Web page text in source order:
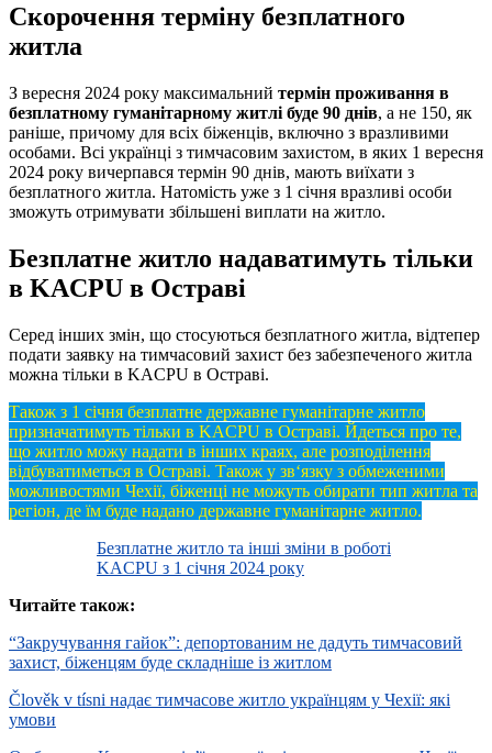
Скорочення терміну безплатного
житла
З вересня 2024 року максимальний термін проживання в
безплатному гуманітарному житлі буде 90 днів, а не 150, як
раніше, причому для всіх біженців, включно з вразливими
особами. Всі українці з тимчасовим захистом, в яких 1 вересня
2024 року вичерпався термін 90 днів, мають виїхати з
безплатного житла. Натомість уже з 1 січня вразливі особи
зможуть отримувати збільшені виплати на житло.
Безплатне житло надаватимуть тільки
в KACPU в Остраві
Серед інших змін, що стосуються безплатного житла, відтепер
подати заявку на тимчасовий захист без забезпеченого житла
можна тільки в KACPU в Остраві.
Також з 1 січня безплатне державне гуманітарне житло
призначатимуть тільки в KACPU в Остраві. Йдеться про те,
що житло можу надати в інших краях, але розподілення
відбуватиметься в Остраві. Також у зв‘язку з обмеженими
можливостями Чехії, біженці не можуть обирати тип житла та
регіон, де їм буде надано державне гуманітарне житло.
Безплатне житло та інші зміни в роботі
KACPU з 1 січня 2024 року
Читайте також:
“Закручування гайок”: депортованим не дадуть тимчасовий
захист, біженцям буде складніше із житлом
Člověk v tísni надає тимчасове житло українцям у Чехії: які
умови